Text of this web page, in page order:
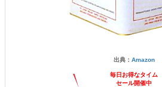
出典： Amazon
毎日お得なタイム
セール開催中